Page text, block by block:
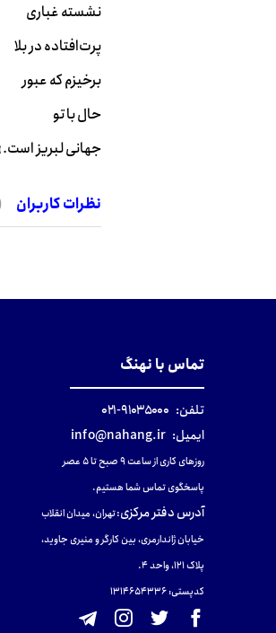
نشسته غباری
پرت‌افتاده در بلا
برخیزم که عبور
حال با تو
جهانی لبریز
نظرات کاربران (0
تماس با نهنگ
تلفن: ۹۱۰۳۵۰۰۰-۰۲۱
ایمیل: info@nahang.ir
روزهای کاری از ساعت ۹ صبح تا ۵ عصر
پاسخگوی تماس شما هستیم.
آدرس دفتر مرکزی:تهران، میدان انقلاب
خیابان ژاندارمری، بین کارگر و منیری جاوید،
پلاک 121، واحد ۴.
کدپستی: 131465433۶